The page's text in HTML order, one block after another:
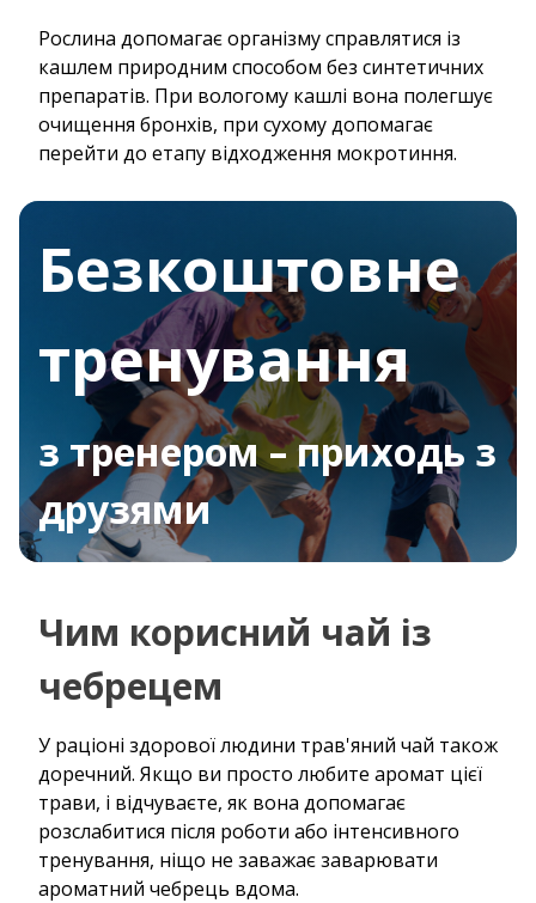
Рослина допомагає організму справлятися із
кашлем природним способом без синтетичних
препаратів. При вологому кашлі вона полегшує
очищення бронхів, при сухому допомагає
перейти до етапу відходження мокротиння.
Безкоштовне
тренування
з тренером – приходь з
друзями
Чим корисний чай із
чебрецем
У раціоні здорової людини трав'яний чай також
доречний. Якщо ви просто любите аромат цієї
трави, і відчуваєте, як вона допомагає
розслабитися після роботи або інтенсивного
тренування, ніщо не заважає заварювати
ароматний чебрець вдома.